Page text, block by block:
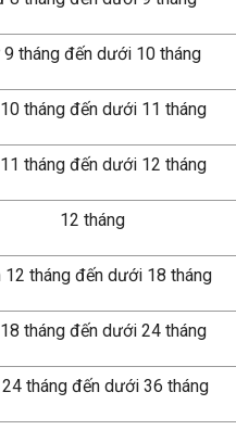
9 tháng đến dưới 10 tháng
tháng đến dưới 11 tháng
tháng đến dưới 12 tháng
12 tháng
12 tháng đến dưới 18 tháng
tháng đến dưới 24 tháng
tháng đến dưới 36 tháng